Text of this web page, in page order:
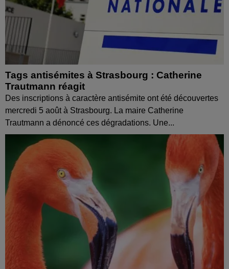
Tags antisémites à Strasbourg : Catherine
Trautmann réagit
Des inscriptions à caractère antisémite ont été découvertes
mercredi 5 août à Strasbourg. La maire Catherine
Trautmann a dénoncé ces dégradations. Une...